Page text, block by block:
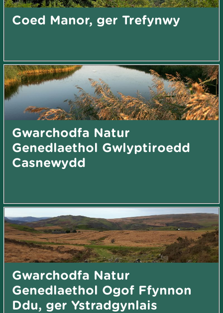
Coed Manor, ger Trefynwy
Gwarchodfa Natur
Genedlaethol Gwlyptiroedd
Casnewydd
Gwarchodfa Natur
Genedlaethol Ogof Ffynnon
Ddu, ger Ystradgynlais